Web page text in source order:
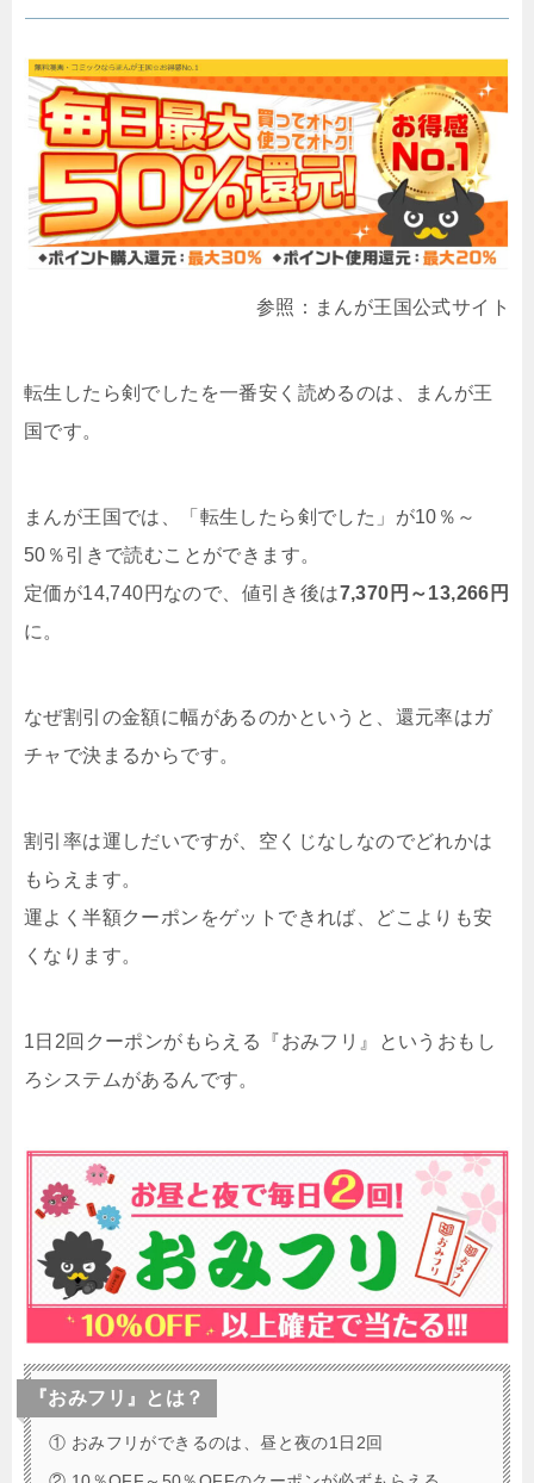
参照：まんが王国公式サイト
転生したら剣でしたを一番安く読めるのは、まんが王
国です。
まんが王国では、「転生したら剣でした」が10％～
50％引きで読むことができます。
定価が14,740円なので、値引き後は7,370円～13,266円
に。
なぜ割引の金額に幅があるのかというと、還元率はガ
チャで決まるからです。
割引率は運しだいですが、空くじなしなのでどれかは
もらえます。
運よく半額クーポンをゲットできれば、どこよりも安
くなります。
1日2回クーポンがもらえる『おみフリ』というおもし
ろシステムがあるんです。
『おみフリ』とは？
① おみフリができるのは、昼と夜の1日2回